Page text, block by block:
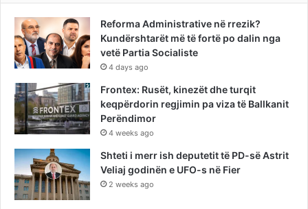
Reforma Administrative në rrezik?
Kundërshtarët më të fortë po dalin nga
vetë Partia Socialiste
4 days ago
Frontex: Rusët, kinezët dhe turqit
keqpërdorin regjimin pa viza të Ballkanit
Perëndimor
4 weeks ago
Shteti i merr ish deputetit të PD-së Astrit
Veliaj godinën e UFO-s në Fier
2 weeks ago